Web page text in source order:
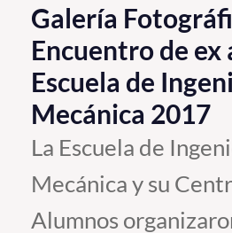
La Universidad
Investigación, Creación e
PUCV Internacional
Vinculación con el Medio
Admisión
Pregrado
Galería
Encuentro de ex
Escuela de
Mecánica 2017
La Escuela de
Mecánica y su
Alumnos